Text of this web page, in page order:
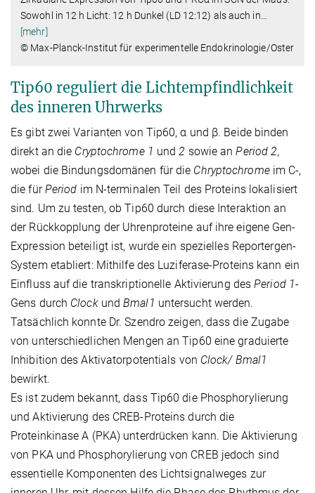
Sowohl in 12 h Licht: 12 h Dunkel (LD 12:12) als auch in…
[mehr]
© Max-Planck-Institut für experimentelle Endokrinologie/Oster
Tip60 reguliert die Lichtempfindlichkeit
des inneren Uhrwerks
Es gibt zwei Varianten von Tip60, α und β. Beide binden
direkt an die Cryptochrome 1 und2 sowie anPeriod 2,
wobei die Bindungsdomänen für die Chryptochromeim C-,
die fürPeriod im N-terminalen Teil des Proteins lokalisiert
sind. Um zu testen, ob Tip60 durch diese Interaktion an
der Rückkopplung der Uhrenproteine auf ihre eigene Gen-
Expression beteiligt ist, wurde ein spezielles Reportergen-
System etabliert: Mithilfe des Luziferase-Proteins kann ein
Einfluss auf die transkriptionelle Aktivierung desPeriod 1-
Gens durch ClockundBmal1 untersucht werden.
Tatsächlich konnte Dr. Szendro zeigen, dass die Zugabe
von unterschiedlichen Mengen an Tip60 eine graduierte
Inhibition des Aktivatorpotentials von Clock/ Bmal1
bewirkt.
Es ist zudem bekannt, dass Tip60 die Phosphorylierung
und Aktivierung des CREB-Proteins durch die
Proteinkinase A (PKA) unterdrücken kann. Die Aktivierung
von PKA und Phosphorylierung von CREB jedoch sind
essentielle Komponenten des Lichtsignalweges zur